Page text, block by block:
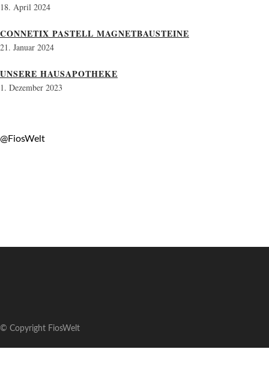
18. April 2024
CONNETIX PASTELL MAGNETBAUSTEINE
21. Januar 2024
UNSERE HAUSAPOTHEKE
1. Dezember 2023
@FiosWelt
© Copyright FiosWelt